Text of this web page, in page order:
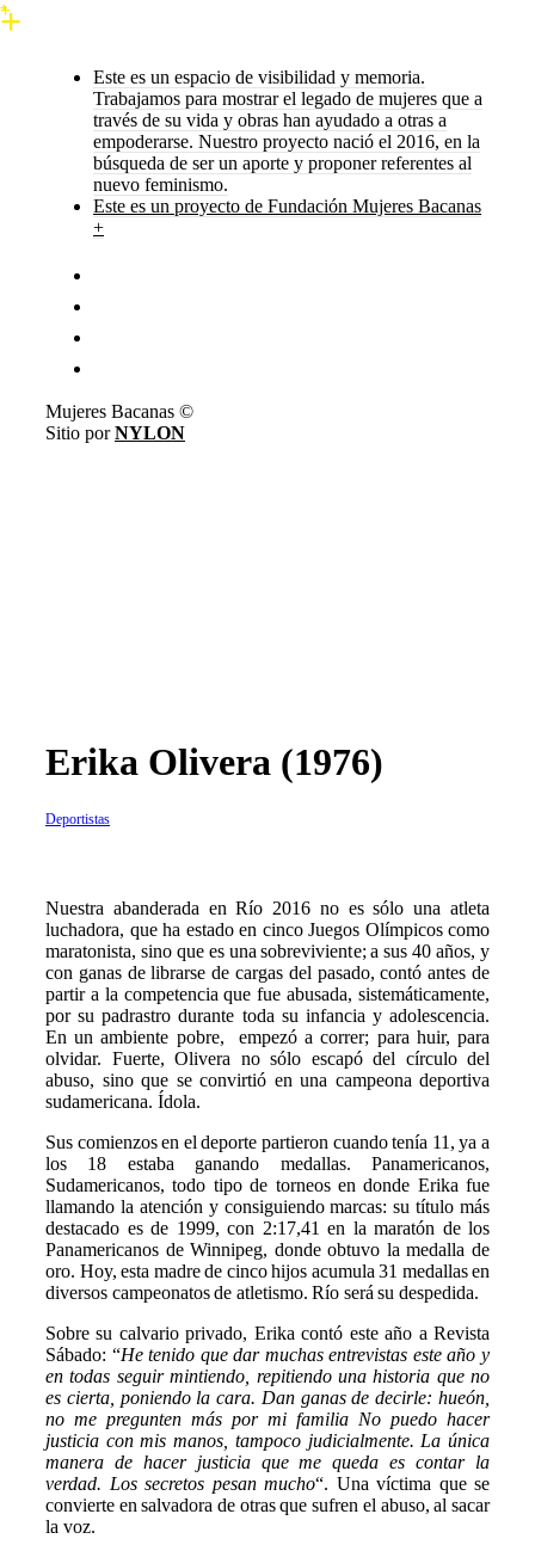
Este es un espacio de visibilidad y memoria.
Trabajamos para mostrar el legado de mujeres que a
través de su vida y obras han ayudado a otras a
empoderarse. Nuestro proyecto nació el 2016, en la
búsqueda de ser un aporte y proponer referentes al
nuevo feminismo.
Este es un proyecto de Fundación Mujeres Bacanas
+
Mujeres Bacanas ©
Sitio porNYLON
Erika Olivera (1976)
Deportistas
Nuestra abanderada en Río 2016 no es sólo una atleta
luchadora, que ha estado en cinco Juegos Olímpicos como
maratonista, sino que es una sobreviviente; a sus 40 años, y
con ganas de librarse de cargas del pasado, contó antes de
partir a la competencia que fue abusada, sistemáticamente,
por su padrastro durante toda su infancia y adolescencia.
En un ambiente pobre, empezó a correr; para huir, para
olvidar. Fuerte, Olivera no sólo escapó del círculo del
abuso, sino que se convirtió en una campeona deportiva
sudamericana. Ídola.
Sus comienzos en el deporte partieron cuando tenía 11, ya a
los 18 estaba ganando medallas. Panamericanos,
Sudamericanos, todo tipo de torneos en donde Erika fue
llamando la atención y consiguiendo marcas: su título más
destacado es de 1999, con 2:17,41 en la maratón de los
Panamericanos de Winnipeg, donde obtuvo la medalla de
oro. Hoy, esta madre de cinco hijos acumula 31 medallas en
diversos campeonatos de atletismo. Río será su despedida.
Sobre su calvario privado, Erika contó este año a Revista
Sábado: “He tenido que dar muchas entrevistas este año y
en todas seguir mintiendo, repitiendo una historia que no
es cierta, poniendo la cara. Dan ganas de decirle: hueón,
no me pregunten más por mi familia No puedo hacer
justicia con mis manos, tampoco judicialmente. La única
manera de hacer justicia que me queda es contar la
verdad. Los secretos pesan mucho“. Una víctima que se
convierte en salvadora de otras que sufren el abuso, al sacar
la voz.